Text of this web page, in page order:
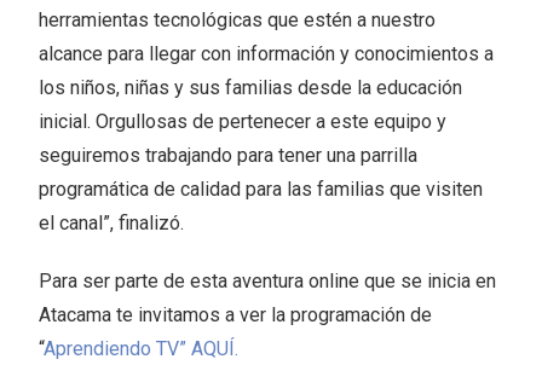
herramientas tecnológicas que estén a nuestro
alcance para llegar con información y conocimientos a
los niños, niñas y sus familias desde la educación
inicial. Orgullosas de pertenecer a este equipo y
seguiremos trabajando para tener una parrilla
programática de calidad para las familias que visiten
el canal”, finalizó.
Para ser parte de esta aventura online que se inicia en
Atacama te invitamos a ver la programación de
“Aprendiendo TV” AQUÍ.